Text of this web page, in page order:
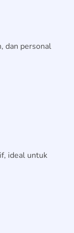
dan personal
ideal untuk